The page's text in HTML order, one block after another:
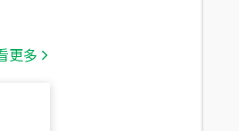
更多